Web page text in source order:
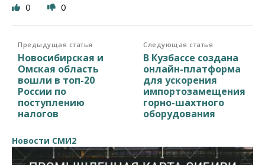
0 0
Предыдущая статья
Новосибирская и
Омская область
вошли в топ-20
России по
поступлению
налогов
Следующая статья
В Кузбассе создана
онлайн-платформа
для ускорения
импортозамещения
горно-шахтного
оборудования
Новости СМИ2